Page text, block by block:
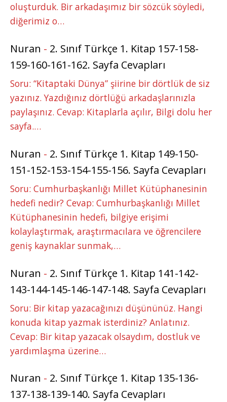
oluşturduk. Bir arkadaşımız bir sözcük söyledi,
diğerimiz o…
Nuran - 2. Sınıf Türkçe 1. Kitap 157-158-
159-160-161-162. Sayfa Cevapları
Soru: “Kitaptaki Dünya” şiirine bir dörtlük de siz
yazınız. Yazdığınız dörtlüğü arkadaşlarınızla
paylaşınız. Cevap: Kitaplarla açılır, Bilgi dolu her
sayfa.…
Nuran - 2. Sınıf Türkçe 1. Kitap 149-150-
151-152-153-154-155-156. Sayfa Cevapları
Soru: Cumhurbaşkanlığı Millet Kütüphanesinin
hedefi nedir? Cevap: Cumhurbaşkanlığı Millet
Kütüphanesinin hedefi, bilgiye erişimi
kolaylaştırmak, araştırmacılara ve öğrencilere
geniş kaynaklar sunmak,…
Nuran - 2. Sınıf Türkçe 1. Kitap 141-142-
143-144-145-146-147-148. Sayfa Cevapları
Soru: Bir kitap yazacağınızı düşününüz. Hangi
konuda kitap yazmak isterdiniz? Anlatınız.
Cevap: Bir kitap yazacak olsaydım, dostluk ve
yardımlaşma üzerine…
Nuran - 2. Sınıf Türkçe 1. Kitap 135-136-
137-138-139-140. Sayfa Cevapları